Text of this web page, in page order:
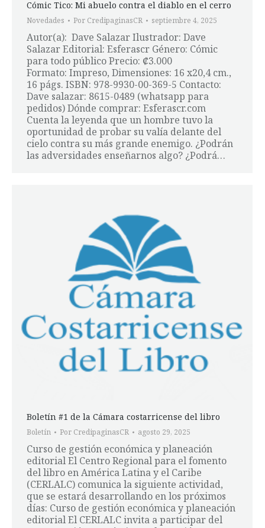
Cómic Tico: Mi abuelo contra el diablo en el cerro
Novedades Por CredipaginasCR septiembre 4, 2025
Autor(a): Dave Salazar Ilustrador: Dave
Salazar Editorial: Esferascr Género: Cómic
para todo público Precio: ₡3.000
Formato: Impreso, Dimensiones: 16 x20,4 cm.,
16 págs. ISBN: 978-9930-00-369-5 Contacto:
Dave salazar: 8615-0489 (whatsapp para
pedidos) Dónde comprar: Esferascr.com
Cuenta la leyenda que un hombre tuvo la
oportunidad de probar su valía delante del
cielo contra su más grande enemigo. ¿Podrán
las adversidades enseñarnos algo? ¿Podrá…
Boletín #1 de la Cámara costarricense del libro
Boletín Por CredipaginasCR agosto 29, 2025
Curso de gestión económica y planeación
editorial El Centro Regional para el fomento
del libro en América Latina y el Caribe
(CERLALC) comunica la siguiente actividad,
que se estará desarrollando en los próximos
días: Curso de gestión económica y planeación
editorial El CERLALC invita a participar del